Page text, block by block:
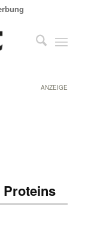
ANZEIGE